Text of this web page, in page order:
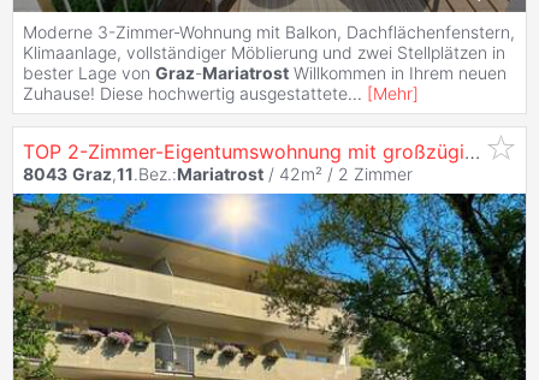
Moderne 3-Zimmer-Wohnung mit Balkon, Dachflächenfenstern,
Klimaanlage, vollständiger Möblierung und zwei Stellplätzen in
bester Lage von Graz-Mariatrost Willkommen in Ihrem neuen
Zuhause! Diese hochwertig ausgestattete... [Mehr]
TOP 2-Zimmer-Eigentumswohnung mit großzügiger Terrasse in sehr guter Lage von
8043 Graz,11.Bez.:Mariatrost / 42m² / 2 Zimmer